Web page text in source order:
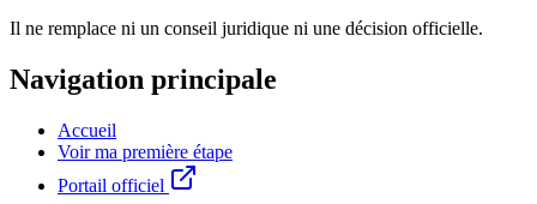
Il ne remplace ni un conseil juridique ni une décision officielle.
Navigation principale
Accueil
Voir ma première étape
Portail officiel